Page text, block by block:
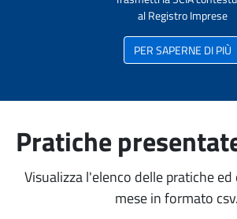
al Registro Imprese
PER SAPERNE DI PIÙ
Pratiche
Visualizza l'elenco delle pratiche
mese in formato csv.